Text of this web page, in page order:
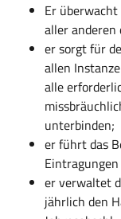
Er
aller anderen
er sorgt für
allen
alle
unterbinden;
er führt das
er verwaltet
jährlich den